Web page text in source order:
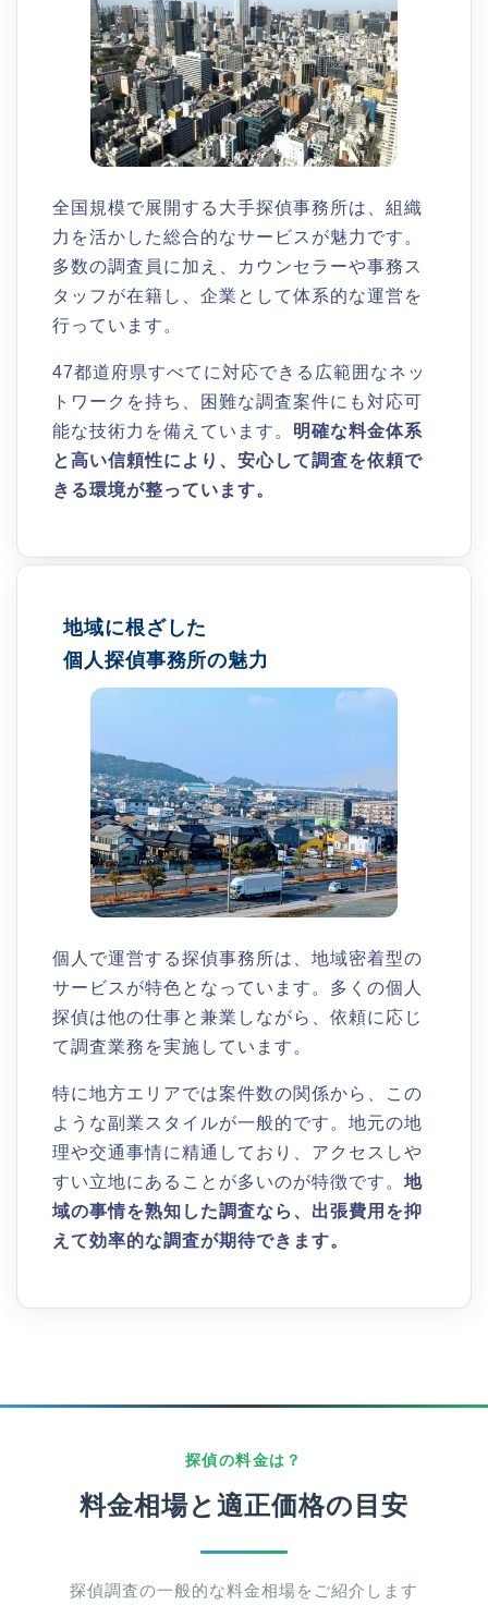
全国規模で展開する大手探偵事務所は、組織
力を活かした総合的なサービスが魅力です。
多数の調査員に加え、カウンセラーや事務ス
タッフが在籍し、企業として体系的な運営を
行っています。
47都道府県すべてに対応できる広範囲なネッ
トワークを持ち、困難な調査案件にも対応可
能な技術力を備えています。 明確な料金体系
と高い信頼性により、安心して調査を依頼で
きる環境が整っています。
地域に根ざした
個人探偵事務所の魅力
個人で運営する探偵事務所は、地域密着型の
サービスが特色となっています。多くの個人
探偵は他の仕事と兼業しながら、依頼に応じ
て調査業務を実施しています。
特に地方エリアでは案件数の関係から、この
ような副業スタイルが一般的です。地元の地
理や交通事情に精通しており、アクセスしや
すい立地にあることが多いのが特徴です。 地
域の事情を熟知した調査なら、出張費用を抑
えて効率的な調査が期待できます。
探偵の料金は？
料金相場と適正価格の目安
探偵調査の一般的な料金相場をご紹介します